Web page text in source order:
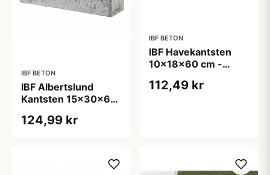
IBF BETON
IBF Albertslund
Kantsten 15x30x60
overside - Grå
124,99 kr
IBF BETON
IBF Havekantsten
10x18x60 cm -
kant - Grå
112,49 kr